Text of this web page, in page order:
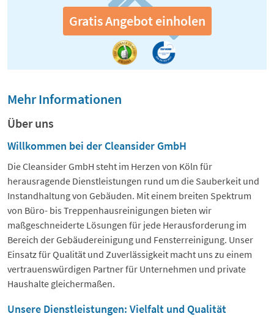
Gratis Angebot einholen
Mehr Informationen
Über uns
Willkommen bei der Cleansider GmbH
Die Cleansider GmbH steht im Herzen von Köln für
herausragende Dienstleistungen rund um die Sauberkeit und
Instandhaltung von Gebäuden. Mit einem breiten Spektrum
von Büro- bis Treppenhausreinigungen bieten wir
maßgeschneiderte Lösungen für jede Herausforderung im
Bereich der Gebäudereinigung und Fensterreinigung. Unser
Einsatz für Qualität und Zuverlässigkeit macht uns zu einem
vertrauenswürdigen Partner für Unternehmen und private
Haushalte gleichermaßen.
Unsere Dienstleistungen: Vielfalt und Qualität